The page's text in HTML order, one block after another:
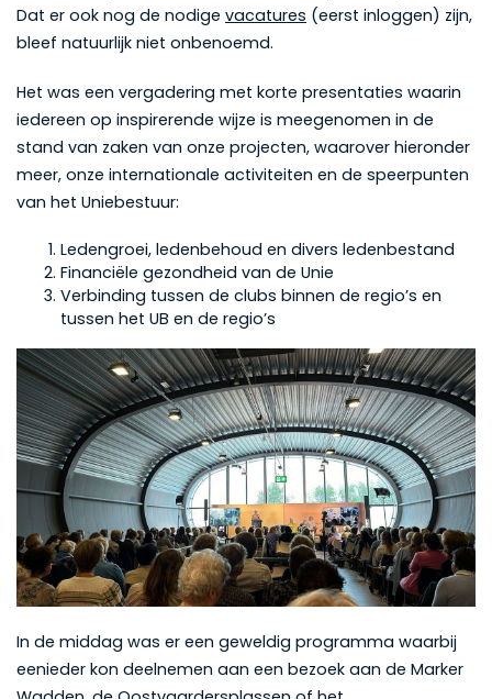
Dat er ook nog de nodige vacatures (eerst inloggen) zijn,
bleef natuurlijk niet onbenoemd.
Het was een vergadering met korte presentaties waarin
iedereen op inspirerende wijze is meegenomen in de
stand van zaken van onze projecten, waarover hieronder
meer, onze internationale activiteiten en de speerpunten
van het Uniebestuur:
Ledengroei, ledenbehoud en divers ledenbestand
Financiële gezondheid van de Unie
Verbinding tussen de clubs binnen de regio’s en
tussen het UB en de regio’s
In de middag was er een geweldig programma waarbij
eenieder kon deelnemen aan een bezoek aan de Marker